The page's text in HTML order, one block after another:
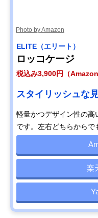
Photo by Amazon
ELITE（エリート）
ロッコケージ
税込み3,900円（Amazon
スタイリッシュな
軽量かつデザイン性の高
です。左右どちらからで
楽